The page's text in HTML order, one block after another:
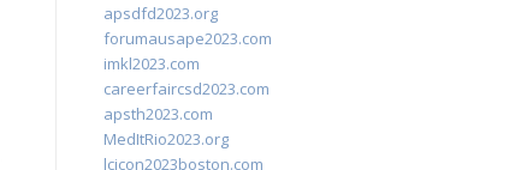
apsdfd2023.org
forumausape2023.com
imkl2023.com
careerfaircsd2023.com
apsth2023.com
MedItRio2023.org
lcicon2023boston.com